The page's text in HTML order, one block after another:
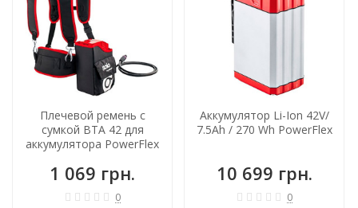
Плечевой ремень с
сумкой ВТА 42 для
аккумулятора PowerFlex
1 069 грн.
0
Аккумулятор Li-Ion 42V/
7.5Ah / 270 Wh PowerFlex
10 699 грн.
0